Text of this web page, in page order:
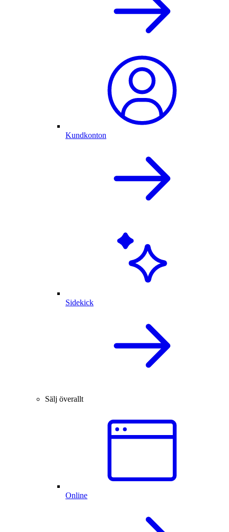
Kundkonton
Sidekick
Sälj överallt
Online